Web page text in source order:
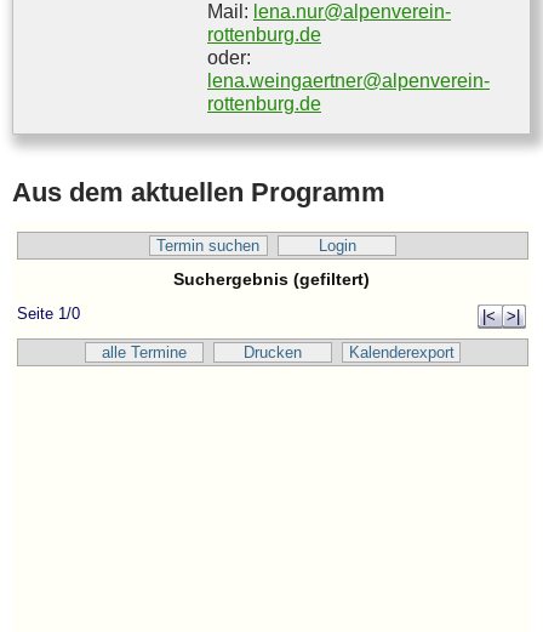
Mail: lena.nur@alpenverein-
rottenburg.de
oder:
lena.weingaertner@alpenverein-
rottenburg.de
Aus dem aktuellen Programm